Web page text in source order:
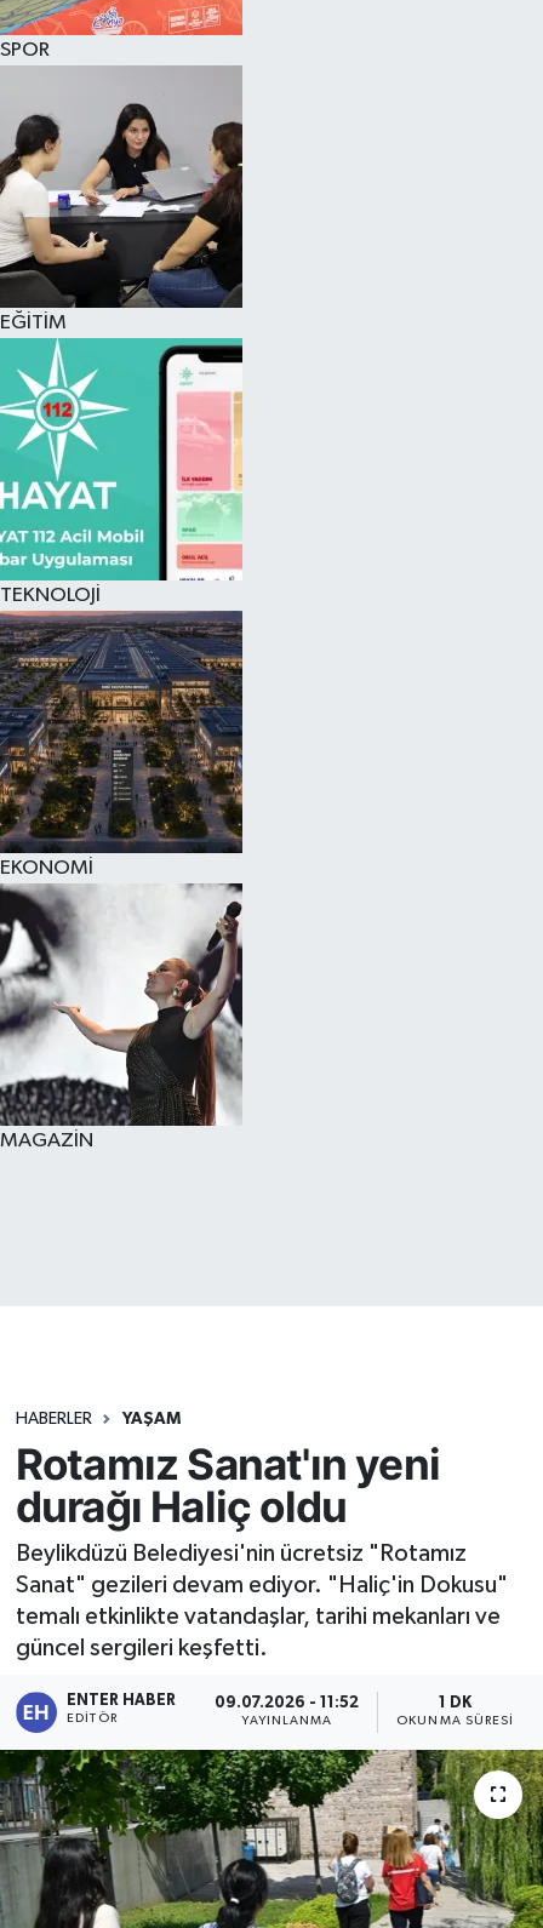
SPOR
EĞİTİM
TEKNOLOJİ
EKONOMİ
MAGAZİN
HABERLER YAŞAM
Rotamız Sanat'ın yeni
durağı Haliç oldu
Beylikdüzü Belediyesi'nin ücretsiz "Rotamız
Sanat" gezileri devam ediyor. "Haliç'in Dokusu"
temalı etkinlikte vatandaşlar, tarihi mekanları ve
güncel sergileri keşfetti.
ENTER HABER
EDITÖR
09.07.2026 - 11:52
YAYINLANMA
1 DK
OKUNMA SÜRESI